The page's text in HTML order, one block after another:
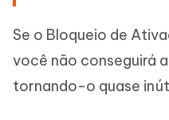
Se o Bloqueio de
você não conseguirá
tornando-o quase